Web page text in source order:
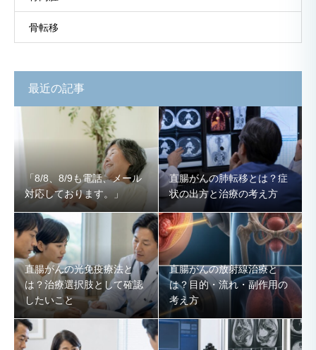
骨転移
最近の記事
「8/8、8/9も電話、メール
対応しております。」
直腸がんの肺転移とは？症
状の出方と治療の考え方
直腸がんの光免疫療法と
は？治療選択肢として確認
したいこと
直腸がんの放射線治療と
は？目的・流れ・副作用の
考え方